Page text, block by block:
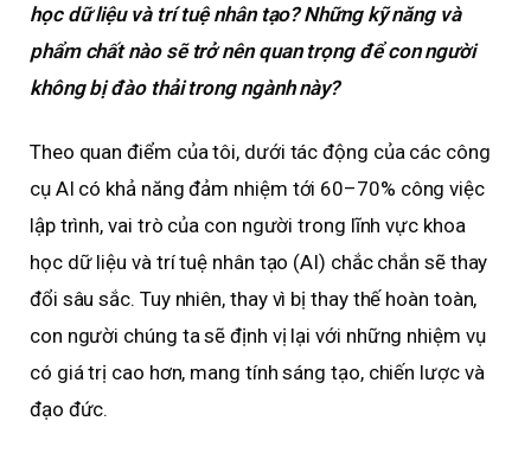
học dữ liệu và trí tuệ nhân tạo? Những kỹ năng và
phẩm chất nào sẽ trở nên quan trọng để con người
không bị đào thải trong ngành này?
Theo quan điểm của tôi, dưới tác động của các công
cụ AI có khả năng đảm nhiệm tới 60–70% công việc
lập trình, vai trò của con người trong lĩnh vực khoa
học dữ liệu và trí tuệ nhân tạo (AI) chắc chắn sẽ thay
đổi sâu sắc. Tuy nhiên, thay vì bị thay thế hoàn toàn,
con người chúng ta sẽ định vị lại với những nhiệm vụ
có giá trị cao hơn, mang tính sáng tạo, chiến lược và
đạo đức.